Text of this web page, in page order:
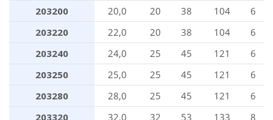
203200
20,0 20 38 104
6
203220
22,0 20 38 104
6
203240
24,0 25 45 121
6
203250
25,0 25 45 121
6
203280
28,0 25 45 121
6
203320
32,0 32 53 133
8